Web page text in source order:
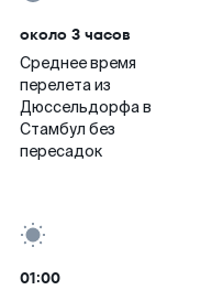
около 3 часов
Среднее время
перелета из
Дюссельдорфа в
Стамбул без
пересадок
01:00